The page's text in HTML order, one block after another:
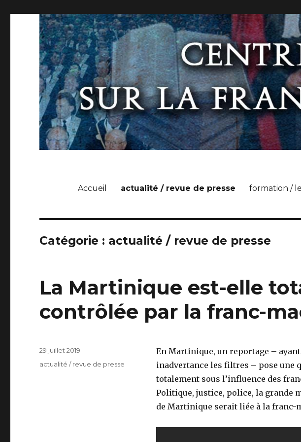
Accueil actualité / revue de presse formation /
Catégorie : actualité / revue de presse
La Martinique est-elle
contrôlée par la franc-
En Martinique, un reportage –
inadvertance les filtres – pose une
totalement sous l’influence des
Politique, justice, police, la grande
de Martinique serait liée à la franc-
Publié
29 juillet 2019
Catégories
actualité / revue de presse